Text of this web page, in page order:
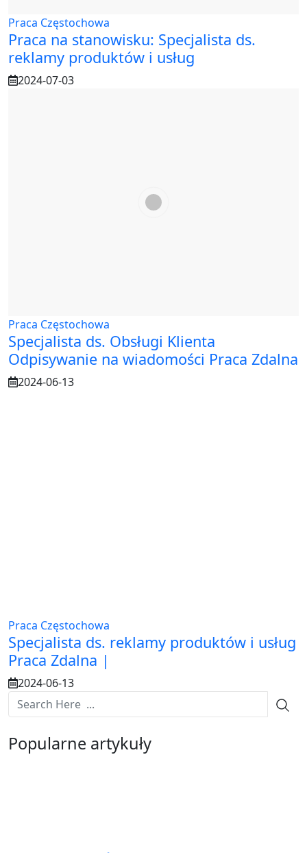
Praca Częstochowa
Praca na stanowisku: Specjalista ds.
reklamy produktów i usług
2024-07-03
Praca Częstochowa
Specjalista ds. Obsługi Klienta
Odpisywanie na wiadomości Praca Zdalna
2024-06-13
Praca Częstochowa
Specjalista ds. reklamy produktów i usług
Praca Zdalna |
2024-06-13
Popularne artykuły